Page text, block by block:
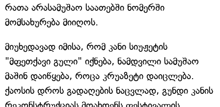
რათა არასამუშაო საათებში ნომერში
მომსახურება მიიღოს.
მიუხედავად იმისა, რომ კანი სიუჟეტის
"მფეთქავი გული" იქნება, ნამდვილი სამუშაო
მაშინ დაიწყება, როცა კრუაზეტი დაიცლება.
ქაოსის დროს გადაღების ნაცვლად, გუნდი კანის